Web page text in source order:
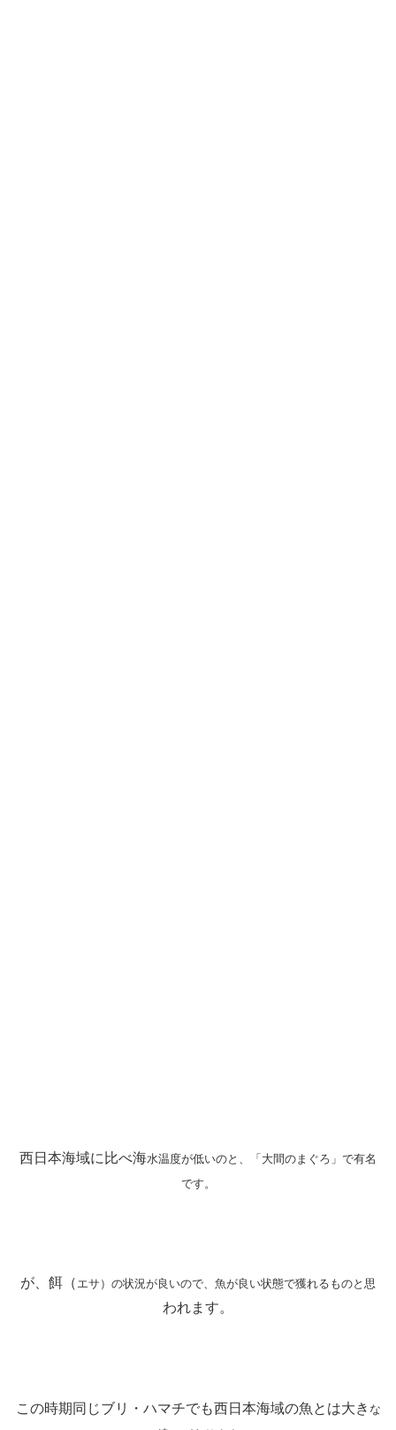
西日本海域に比べ海水温度が低いのと、「大間のまぐろ」で有名
です。
が、餌（ エサ）の状況が良いので、魚が良い状態で獲れるものと思
われます。
この時期同じブリ・ハマチでも西日本海域の魚とは大き な